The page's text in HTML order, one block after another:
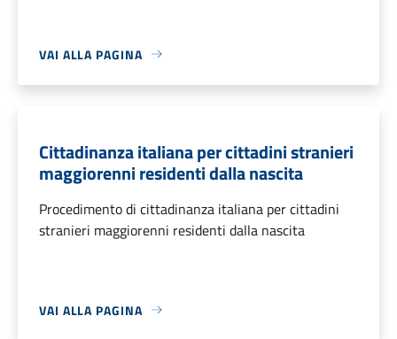
VAI ALLA PAGINA
Cittadinanza italiana per cittadini stranieri
maggiorenni residenti dalla nascita
Procedimento di cittadinanza italiana per cittadini
stranieri maggiorenni residenti dalla nascita
VAI ALLA PAGINA